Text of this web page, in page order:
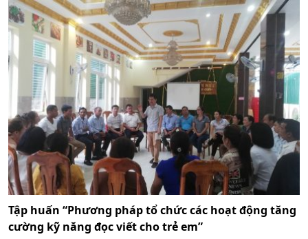
Tập huấn “Phương pháp tổ chức các hoạt động tăng
cường kỹ năng đọc viết cho trẻ em”